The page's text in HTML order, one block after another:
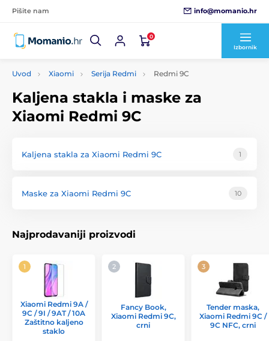
Pišite nam info@momanio.hr
0
Izbornik
Uvod Xiaomi Serija Redmi Redmi 9C
Kaljena stakla i maske za
Xiaomi Redmi 9C
Kaljena stakla za Xiaomi Redmi 9C 1
Maske za Xiaomi Redmi 9C 10
Najprodavaniji proizvodi
Xiaomi Redmi 9A /
9C / 9I / 9AT / 10A
Zaštitno kaljeno
staklo
Fancy Book,
Xiaomi Redmi 9C,
crni
Tender maska,
Xiaomi Redmi 9C /
9C NFC, crni